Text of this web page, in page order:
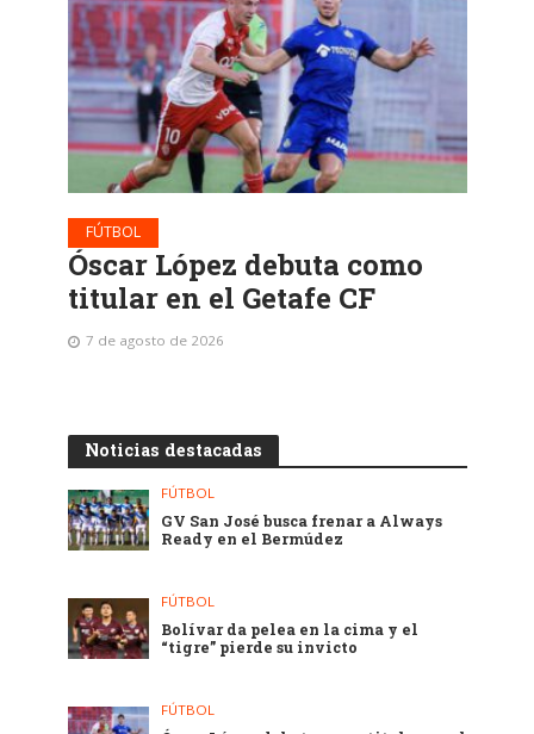
FÚTBOL
Óscar López debuta como
titular en el Getafe CF
7 de agosto de 2026
Noticias destacadas
FÚTBOL
GV San José busca frenar a Always
Ready en el Bermúdez
FÚTBOL
Bolívar da pelea en la cima y el
“tigre” pierde su invicto
FÚTBOL